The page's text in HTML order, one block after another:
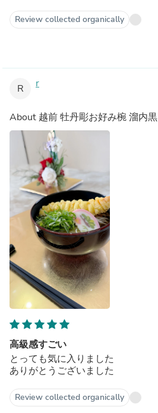
Review collected organically
R r
About 越前 牡丹彫お好み椀 溜内黒
高級感すごい
とっても気に入りました
ありがとうございました
Review collected organically